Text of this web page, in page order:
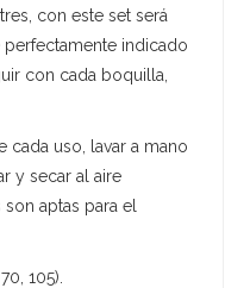
con este set será
indicado
con cada boquilla,
uso, lavar a mano
y secar al aire
aptas para el
105).